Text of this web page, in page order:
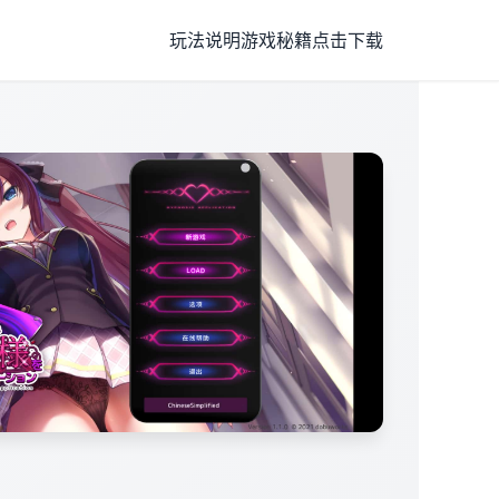
玩法说明游戏秘籍点击下载